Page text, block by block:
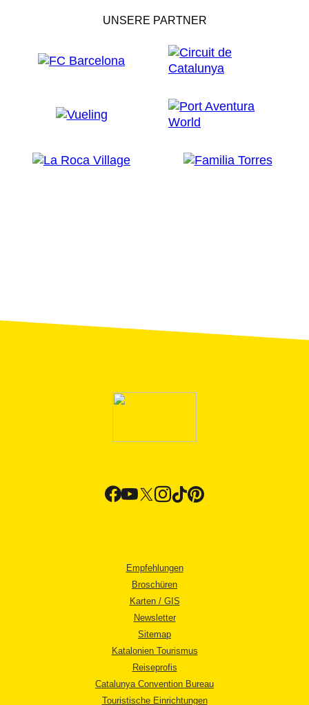
UNSERE PARTNER
Empfehlungen
Broschüren
Karten / GIS
Newsletter
Sitemap
Katalonien Tourismus
Reiseprofis
Catalunya Convention Bureau
Touristische Einrichtungen